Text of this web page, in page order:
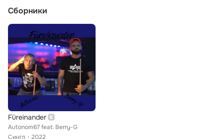
Сборники
Füreinander
Autonom67 feat. Berry-G
Сингл
2022